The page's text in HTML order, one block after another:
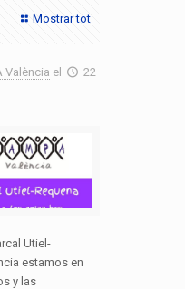
Mostrar tot
València el
22
Utiel-
estamos en
y las